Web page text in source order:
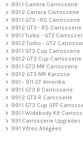
991.1 Carrera Carrosserie
991.2 Carrera Carrosserie
991.1 GT3 - RS Carrosserie
991.2 GT3 - RS Carrosserie
991.1 Turbo - GT2
991.2 Turbo - GT2
991.1 GT3 Cup Carrosserie
991.2 GT3 Cup Carrosserie
991.1 GT3 MR Carrosserie
991.2 GT3 MR Karosse
991 - 911 GT Amerika
991.1 GT3 R Carrosserie
991.2 GT3 R Carosserie
991.1 GT3 Cup SP7
991.1 Widebody Kit
991 Carrosserie Upgrades
991 Vitres Allégées